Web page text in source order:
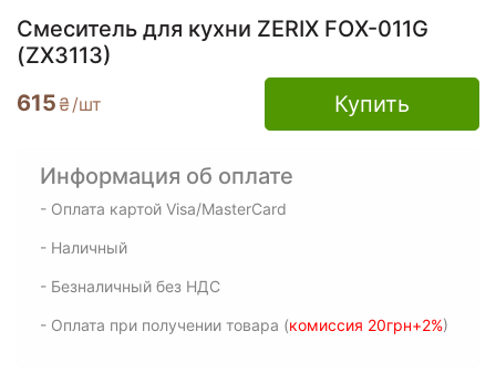
Смеситель для кухни ZERIX FOX-011G
(ZX3113)
615 ₴/шт Купить
Информация об оплате
- Оплата картой Visa/MasterCard
- Наличный
- Безналичный без НДС
- Оплата при получении товара (комиссия 20грн+2%)